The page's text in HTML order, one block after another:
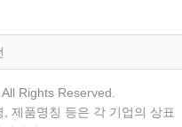
Rights Reserved.
제품명칭 등은 각 기업의 상표